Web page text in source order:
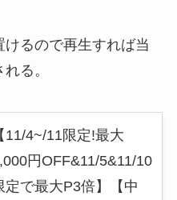
るので再生すれば当
る。
11/4~/11限定!最大
円OFF&11/5&11/10
定で最大P3倍】【中